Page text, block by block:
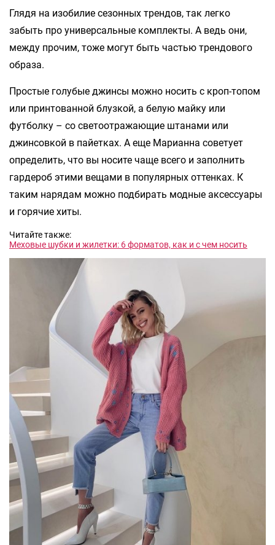
Глядя на изобилие сезонных трендов, так легко
забыть про универсальные комплекты. А ведь они,
между прочим, тоже могут быть частью трендового
образа.
Простые голубые джинсы можно носить с кроп-топом
или принтованной блузкой, а белую майку или
футболку – со светоотражающие штанами или
джинсовкой в пайетках. А еще Марианна советует
определить, что вы носите чаще всего и заполнить
гардероб этими вещами в популярных оттенках. К
таким нарядам можно подбирать модные аксессуары
и горячие хиты.
Читайте также:
Меховые шубки и жилетки: 6 форматов, как и с чем носить